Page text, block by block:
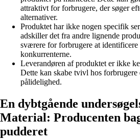
attraktivt for forbrugere, der søger
alternativer.
Produktet har ikke nogen specifik
adskiller det fra andre lignende
sværere for forbrugere at
konkurrenterne.
Leverandøren af produktet er ikke
Dette kan skabe tvivl hos
pålidelighed.
En dybtgående
Material: Producenten
pudderet